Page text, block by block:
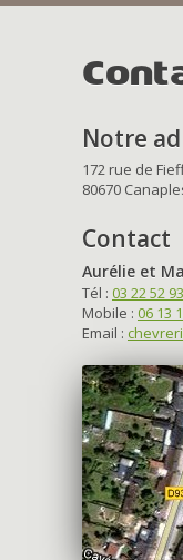
Notre
172 rue de
80670
Contact
Aurélie et
Tél : 03 22 52
Mobile : 06 13
Email :